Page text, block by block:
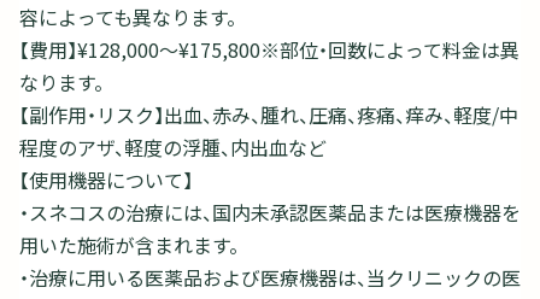
容によっても異なります。
【費用】¥128,000〜¥175,800※部位・回数によって料金は異
なります。
【副作用・リスク】出血、赤み、腫れ、圧痛、疼痛、痒み、軽度/中
程度のアザ、軽度の浮腫、内出血など
【使用機器について】
・スネコスの治療には、国内未承認医薬品または医療機器を
用いた施術が含まれます。
・治療に用いる医薬品および医療機器は、当クリニックの医